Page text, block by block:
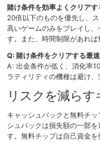
賭け条件を効率よくクリアす
20倍以下のものを優先し、
高いゲームのみをプレイし
す。また、時間制限があれば
Q: 賭け条件をクリアする最
A: 出金条件が低く、消化率
ラティリティの機種は避け、
リスクを減ら
キャッシュバックと無料チ
シュバックは損失額の一部
す。無料チップは自己資金を